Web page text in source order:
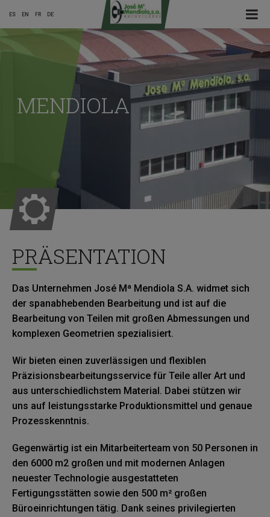
☰ Menu
Main
ES EN FR DE
MENDIOLA
PRÄSENTATION
Das Unternehmen José Mª Mendiola S.A. widmet sich
der spanabhebenden Bearbeitung und ist auf die
Bearbeitung von Teilen mit großen Abmessungen und
komplexen Geometrien spezialisiert.
Wir bieten einen zuverlässigen und flexiblen
Präzisionsbearbeitungsservice für Teile aller Art und
aus unterschiedlichstem Material. Dabei stützen wir
uns auf leistungsstarke Produktionsmittel und genaue
Prozesskenntnis.
Gegenwärtig ist ein Mitarbeiterteam von 50 Personen in
den 6000 m2 großen und mit modernen Anlagen
neuester Technologie ausgestatteten
Fertigungsstätten sowie den 500 m² großen
Büroeinrichtungen tätig. Dank seines privilegierten